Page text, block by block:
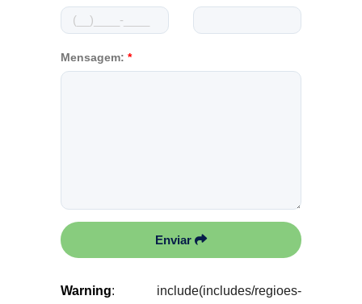
Mensagem: *
Enviar
Warning: include(includes/regioes-